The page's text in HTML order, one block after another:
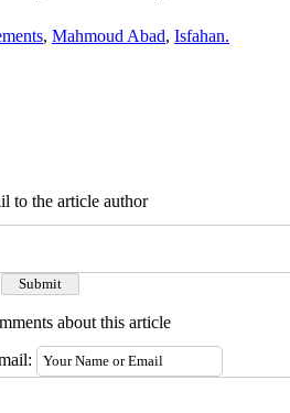
, Mahmoud Abad, Isfahan.
to the article author
about this article